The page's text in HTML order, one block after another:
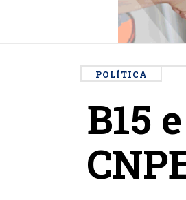
POLÍTICA
B15